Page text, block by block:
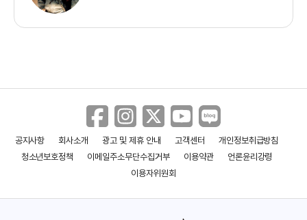
공지사항 회사소개 광고 및 제휴 안내 고객센터
개인정보취급방침
청소년보호정책
이메일주소무단수집거부 이용약관
언론윤리강령
이용자위원회